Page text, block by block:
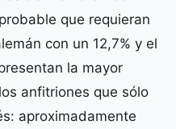
que requieran
con un 12,7% y el
la mayor
anfitriones que sólo
aproximadamente